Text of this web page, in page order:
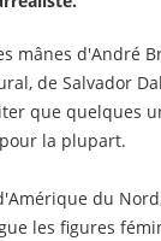
mânes d'André
de Salvador
que quelques
la plupart.
du
les figures